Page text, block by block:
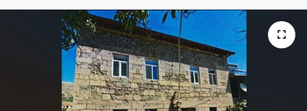
KARLIOVA
MERKEZ
Haber Arşivi